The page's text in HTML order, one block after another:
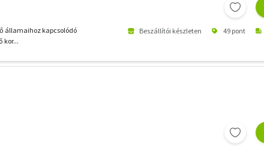
államaihoz kapcsolódó
kor...
Beszállítói készleten 49 pont